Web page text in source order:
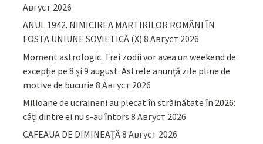
Август 2026
ANUL 1942. NIMICIREA MARTIRILOR ROMÂNI ÎN
FOSTA UNIUNE SOVIETICĂ (X) 8 Август 2026
Moment astrologic. Trei zodii vor avea un weekend de
excepție pe 8 și 9 august. Astrele anunță zile pline de
motive de bucurie 8 Август 2026
Milioane de ucraineni au plecat în străinătate în 2026:
câți dintre ei nu s-au întors 8 Август 2026
CAFEAUA DE DIMINEAȚĂ8 Август 2026